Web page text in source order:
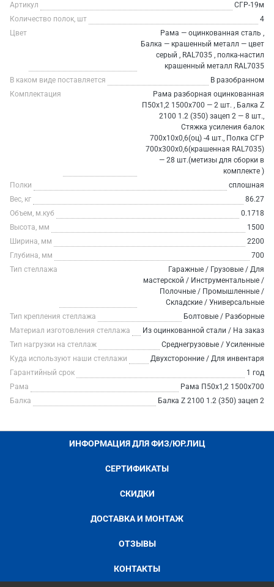
Артикул
СГР-19м
Количество полок, шт
4
Цвет
Рама — оцинкованная сталь ,
Балка — крашенный металл — цвет
серый , RAL7035 , полка-настил
крашенный металл RAL7035
В каком виде поставляется
В разобранном
Комплектация
Рама разборная оцинкованная
П50х1,2 1500х700 — 2 шт. , Балка Z
2100 1.2 (350) зацеп 2 — 8 шт.,
Стяжка усиления балок
700х10х0,6(оц) -4 шт., Полка СГР
700х300х0,6(крашенная RAL7035)
— 28 шт.(метизы для сборки в
комплекте )
Полки
сплошная
Вес, кг
86.27
Объем, м.куб
0.1718
Высота, мм
1500
Ширина, мм
2200
Глубина, мм
700
Тип стеллажа
Гаражные / Грузовые / Для
мастерской / Инструментальные /
Полочные / Промышленные /
Складские / Универсальные
Тип крепления стеллажа
Болтовые / Разборные
Материал изготовления стеллажа
Из оцинкованной стали / На заказ
Тип нагрузки на стеллаж
Среднегрузовые / Усиленные
Куда используют наши стеллажи
Двухсторонние / Для инвентаря
Гарантийный срок
1 год
Рама
Рама П50х1,2 1500х700
Балка
Балка Z 2100 1.2 (350) зацеп 2
ИНФОРМАЦИЯ ДЛЯ ФИЗ/ЮР.ЛИЦ
СЕРТИФИКАТЫ
СКИДКИ
ДОСТАВКА И МОНТАЖ
ОТЗЫВЫ
КОНТАКТЫ